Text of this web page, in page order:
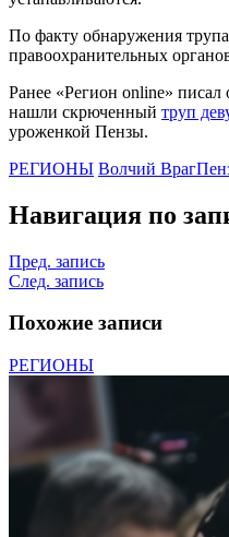
По факту обнаружения
правоохранительных
Ранее «Регион online» писал
нашли скрюченный труп
уроженкой Пензы.
РЕГИОНЫ Волчий Враг
Навигация по
Пред. запись
След. запись
Похожие записи
РЕГИОНЫ